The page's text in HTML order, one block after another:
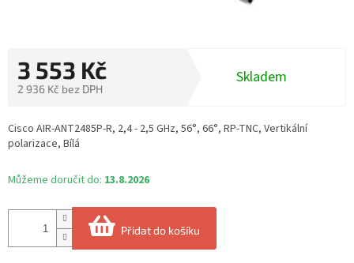
3 553 Kč
2 936 Kč bez DPH
cena:
Skladem
Můžeme doručit do: 13.8.2026
Přidat do košíku
Cisco AIR-ANT2485P-R, 2,4 - 2,5 GHz, 56°, 66°, RP-TNC, Vertikální
polarizace, Bílá